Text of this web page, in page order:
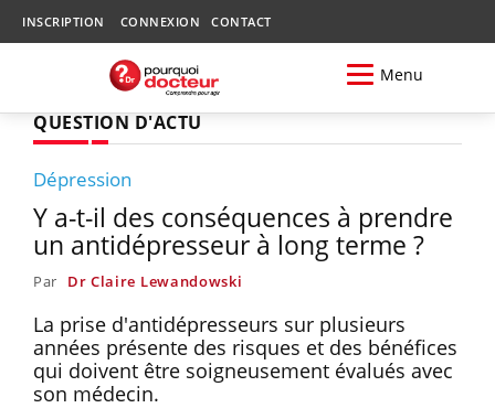
INSCRIPTION CONNEXION CONTACT
Menu
QUESTION D'ACTU
Dépression
Y a-t-il des conséquences à prendre
un antidépresseur à long terme ?
Par Dr Claire Lewandowski
La prise d'antidépresseurs sur plusieurs
années présente des risques et des bénéfices
qui doivent être soigneusement évalués avec
son médecin.